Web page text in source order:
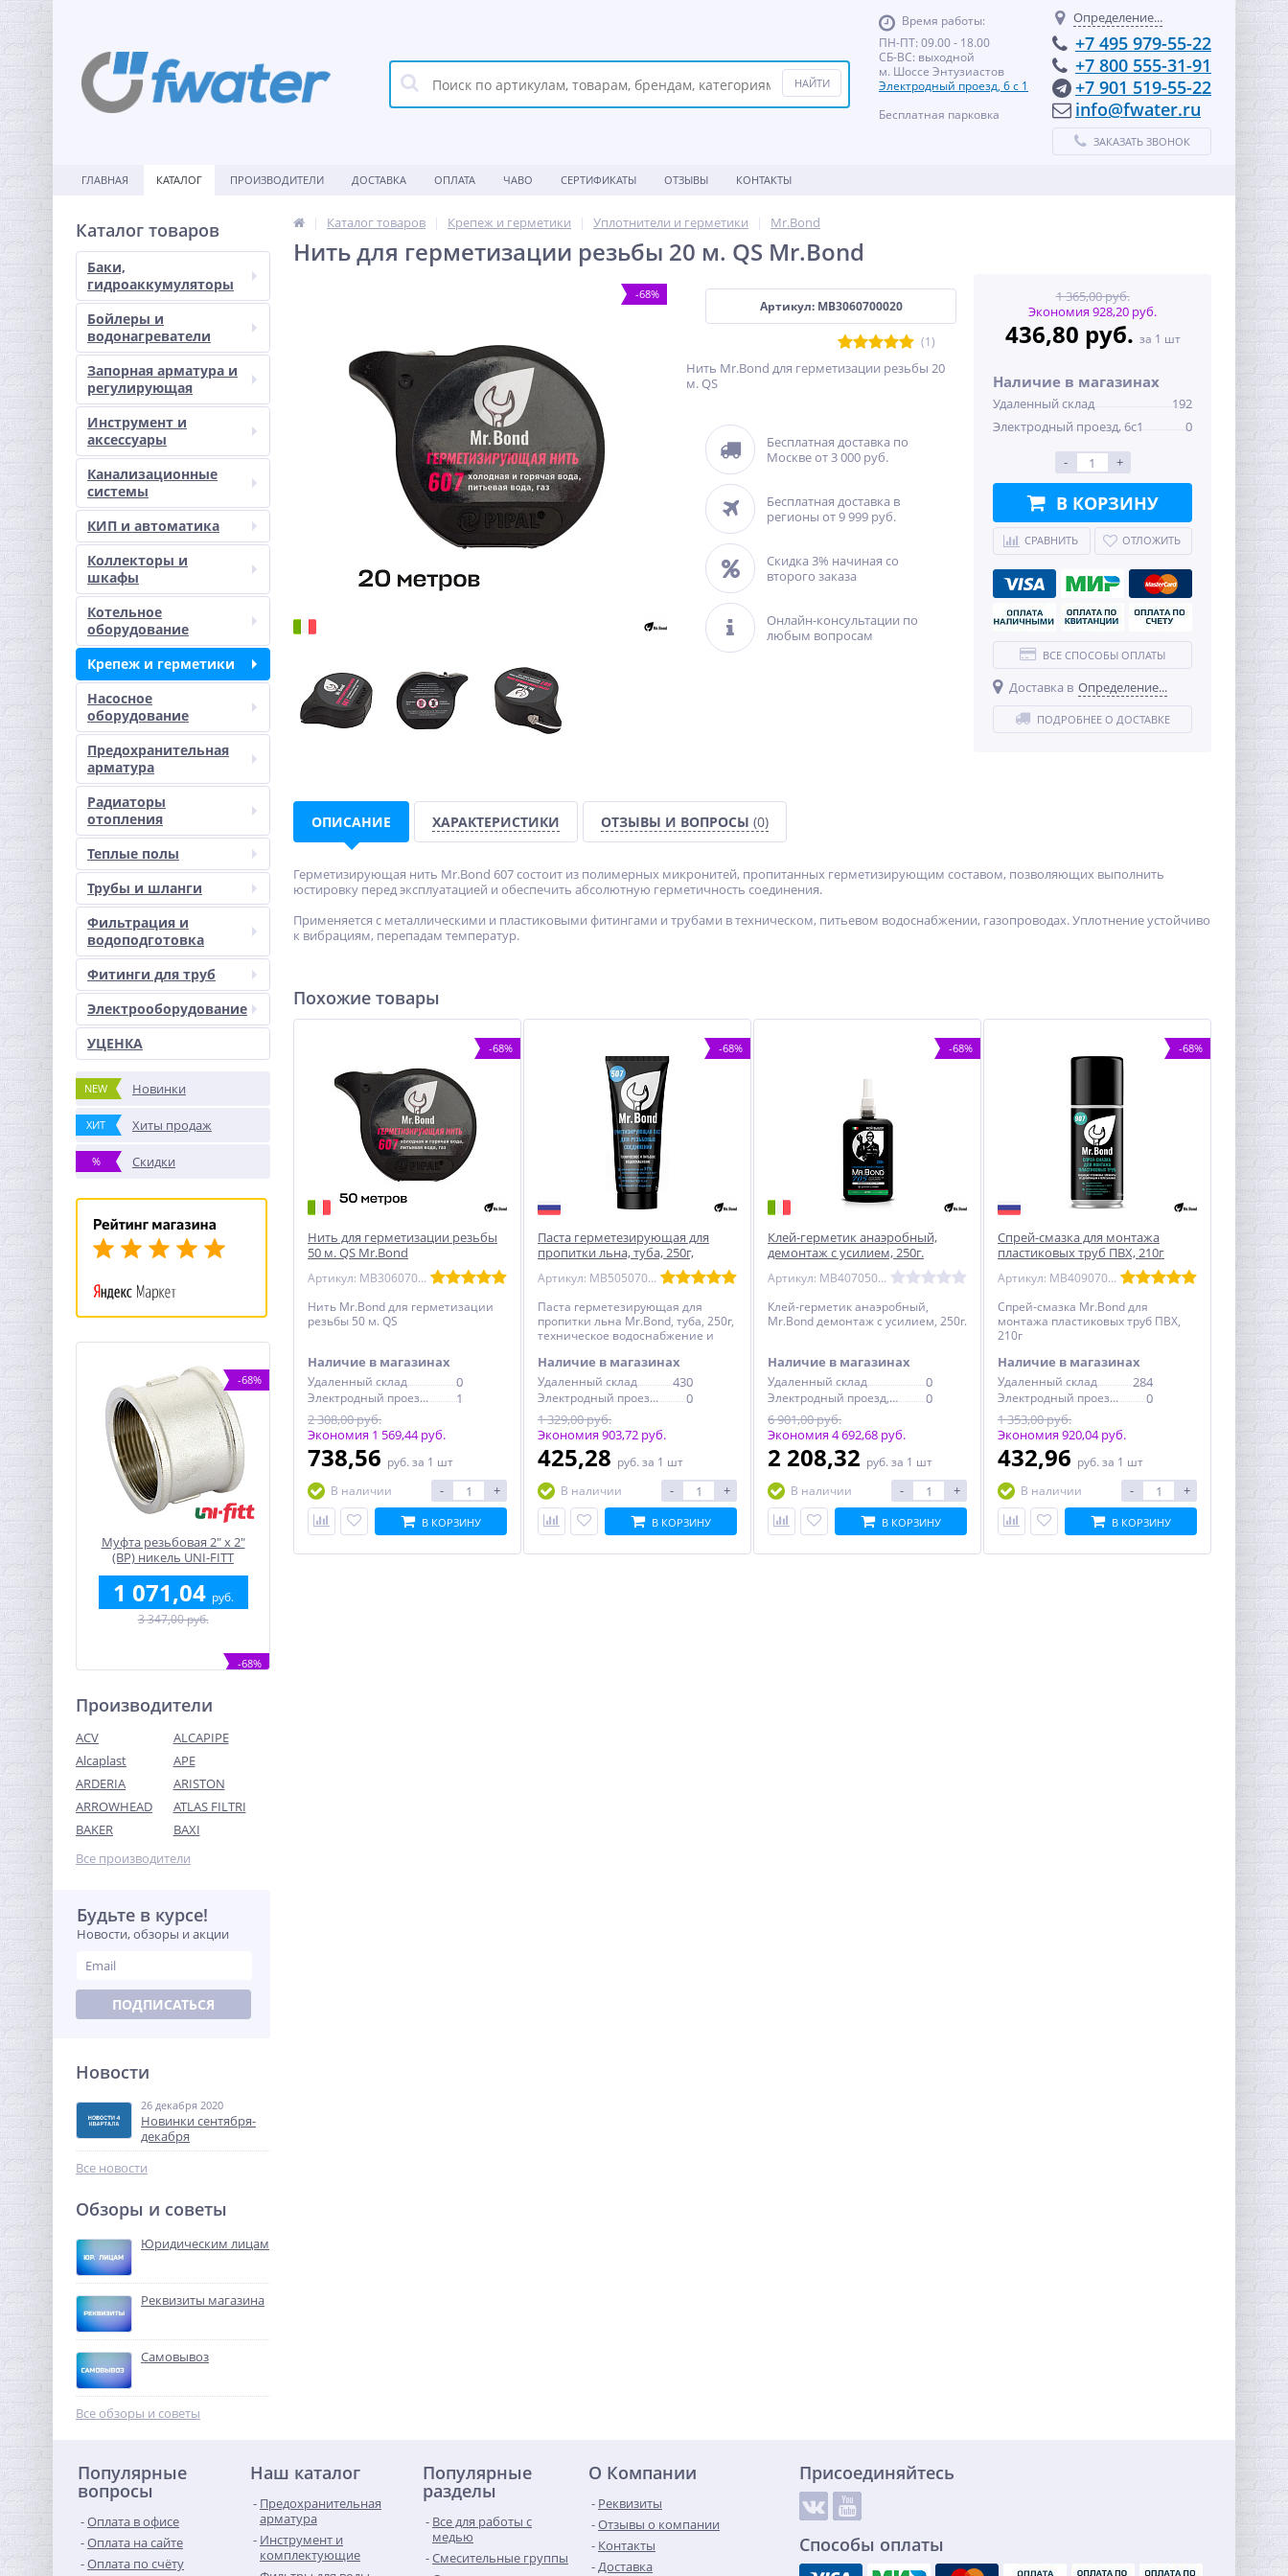
Время работы:
ПН-ПТ: 09.00 - 18.00
СБ-ВС: выходной
м. Шоссе Энтузиастов
Электродный проезд, 6 с 1
Бесплатная парковка
Определение...
+7 495 979-55-22
+7 800 555-31-91
+7 901 519-55-22
info@fwater.ru
ЗАКАЗАТЬ ЗВОНОК
ГЛАВНАЯ КАТАЛОГ ПРОИЗВОДИТЕЛИ ДОСТАВКА ОПЛАТА ЧАВО СЕРТИФИКАТЫ ОТЗЫВЫ КОНТАКТЫ
Каталог товаров
Баки,
гидроаккумуляторы
Бойлеры и
водонагреватели
Запорная арматура и
регулирующая
Инструмент и
аксессуары
Канализационные
системы
КИП и автоматика
Коллекторы и
шкафы
Котельное
оборудование
Крепеж и герметики
Насосное
оборудование
Предохранительная
арматура
Радиаторы
отопления
Теплые полы
Трубы и шланги
Фильтрация и
водоподготовка
Фитинги для труб
Электрооборудование
УЦЕНКА
NEW Новинки
ХИТ Хиты продаж
% Скидки
-68%
Муфта резьбовая 2" x 2"
(ВР) никель UNI-FITT
1 071,04 руб.
3 347,00 руб.
-68%
Датчик контроля воды
SW005-5,0 Neptun
проводной (5м)
1 701,76
Муфта редукция 1"1/4 x 1"
(ВР) никель UNI-FITT
483,20
Система контроля
протечек Neptun
Aquacontrol 1/2"
47 902,00 руб.
-68%
Производители
ACV
ALCAPIPE
Alcaplast
APE
ARDERIA
ARISTON
ARROWHEAD
ATLAS FILTRI
BAKER
BAXI
Все производители
Будьте в курсе!
Новости, обзоры и акции
ПОДПИСАТЬСЯ
Новости
26 декабря 2020
Новинки сентября-
декабря
Все новости
Обзоры и советы
Юридическим лицам
Реквизиты магазина
Самовывоз
Все обзоры и советы
Каталог товаров Крепеж и герметики Уплотнители и герметики Mr.Bond
Нить для герметизации резьбы 20 м. QS Mr.Bond
-68%
Артикул: MB3060700020
(1)
Нить Mr.Bond для герметизации резьбы 20
м. QS
Бесплатная доставка по
Москве от 3 000 руб.
Бесплатная доставка в
регионы от 9 999 руб.
Скидка 3% начиная со
второго заказа
Онлайн-консультации по
любым вопросам
1 365,00 руб.
Экономия 928,20 руб.
436,80 руб. за 1 шт
Наличие в магазинах
Удаленный склад
192
Электродный проезд, 6с1
0
- +
В КОРЗИНУ
СРАВНИТЬ ОТЛОЖИТЬ
ВСЕ СПОСОБЫ ОПЛАТЫ
Доставка в Определение...
ПОДРОБНЕЕ О ДОСТАВКЕ
ОПИСАНИЕ ХАРАКТЕРИСТИКИ ОТЗЫВЫ И ВОПРОСЫ (0)
Герметизирующая нить Mr.Bond 607 состоит из полимерных микронитей, пропитанных герметизирующим составом, позволяющих выполнить
юстировку перед эксплуатацией и обеспечить абсолютную герметичность соединения.
Применяется с металлическими и пластиковыми фитингами и трубами в техническом, питьевом водоснабжении, газопроводах. Уплотнение устойчиво
к вибрациям, перепадам температур.
Похожие товары
-68%
Нить для герметизации резьбы
50 м. QS Mr.Bond
Артикул: MB3060700050
Нить Mr.Bond для герметизации
резьбы 50 м. QS
Наличие в магазинах
Удаленный склад 0
Электродный проезд, 6с1
1
2 308,00 руб.
Экономия 1 569,44 руб.
738,56 руб. за 1 шт
В наличии
- +
В КОРЗИНУ
-68%
Паста герметезирующая для
пропитки льна, туба, 250г,
техническое водоснабжение и
газа Mr.Bond
Артикул: MB5050700250
Паста герметезирующая для
пропитки льна Mr.Bond, туба, 250г,
техническое водоснабжение и
Наличие в магазинах
Удаленный склад 430
Электродный проезд, 6с1
0
1 329,00 руб.
Экономия 903,72 руб.
425,28 руб. за 1 шт
В наличии
- +
В КОРЗИНУ
-68%
Клей-герметик анаэробный,
демонтаж с усилием, 250г.
Артикул: MB4070500250
Клей-герметик анаэробный,
Mr.Bond демонтаж с усилием, 250г.
Наличие в магазинах
Удаленный склад 0
Электродный проезд, 6с1
0
6 901,00 руб.
Экономия 4 692,68 руб.
2 208,32 руб. за 1 шт
В наличии
- +
В КОРЗИНУ
-68%
Спрей-смазка для монтажа
пластиковых труб ПВХ, 210г
Артикул: MB4090700210
Спрей-смазка Mr.Bond для
монтажа пластиковых труб ПВХ,
210г
Наличие в магазинах
Удаленный склад 284
Электродный проезд, 6с1
0
1 353,00 руб.
Экономия 920,04 руб.
432,96 руб. за 1 шт
В наличии
- +
В КОРЗИНУ
Популярные
вопросы
Оплата в офисе
Оплата на сайте
Оплата по счёту
Наш каталог
Предохранительная
арматура
Инструмент и
комплектующие
Популярные
разделы
Все для работы с
медью
Смесительные группы
О Компании
Реквизиты
Отзывы о компании
Контакты
Доставка
Присоединяйтесь
Способы оплаты